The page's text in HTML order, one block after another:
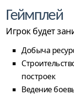
Геймплей
Игрок будет
Добыча
построек
Ведение